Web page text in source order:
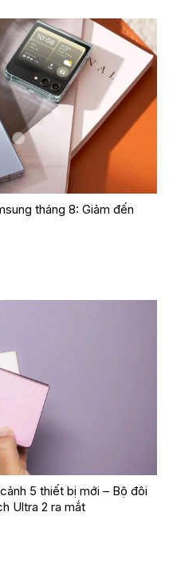
tháng 8: Giảm đến
5 thiết bị mới – Bộ đôi
Ultra 2 ra mắt